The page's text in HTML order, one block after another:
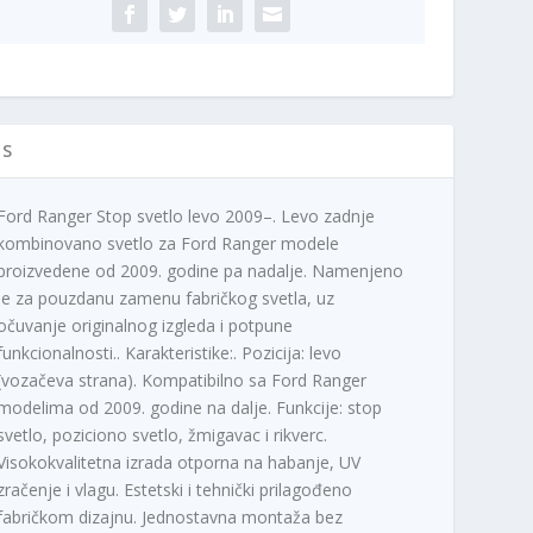
Ford Ranger Stop svetlo levo 2009–. Levo zadnje
svetlo za Ford Ranger modele
od 2009. godine pa nadalje. Namenjeno
je za pouzdanu zamenu fabričkog svetla, uz
originalnog izgleda i potpune
Karakteristike:. Pozicija: levo
strana). Kompatibilno sa Ford Ranger
od 2009. godine na dalje. Funkcije: stop
poziciono svetlo, žmigavac i rikverc.
izrada otporna na habanje, UV
i vlagu. Estetski i tehnički prilagođeno
dizajnu. Jednostavna montaža bez